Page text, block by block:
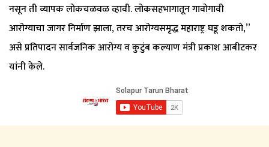
नसून ती व्यापक लोकचळवळ व्हावी. लोकसहभागातून गावोगावी
आरोग्याचा जागर निर्माण झाला, तरच आरोग्यसमृद्ध महाराष्ट्र घडू शकतो,”
असे प्रतिपादन सार्वजनिक आरोग्य व कुटुंब कल्याण मंत्री प्रकाश आबीटकर
यांनी केले.